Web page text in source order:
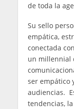
de toda la
Su sello
empática,
conectada
un millennial
ser empático
audiencias.
tendencias,